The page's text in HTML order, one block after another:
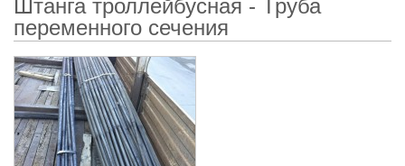
Штанга троллейбусная - Труба
переменного сечения